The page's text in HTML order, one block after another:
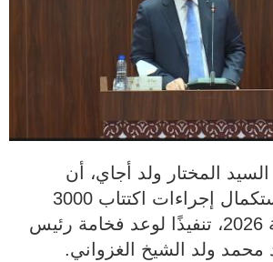
السيد المختار ولد أجاي، أن
الحكومة بصدد استكمال إجراءات اكتتاب 3000
موظف خلال سنة 2026، تنفيذًا لوعد فخامة رئيس
محمد ولد الشيخ الغزواني.